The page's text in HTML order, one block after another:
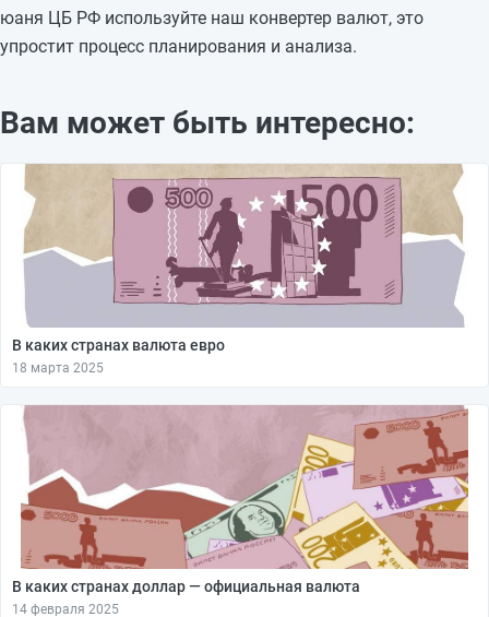
24.10.2025
юаня ЦБ РФ используйте наш конвертер валют, это
упростит процесс планирования и анализа.
Вам может быть интересно:
В каких странах валюта евро
18 марта 2025
В каких странах доллар — официальная валюта
14 февраля 2025